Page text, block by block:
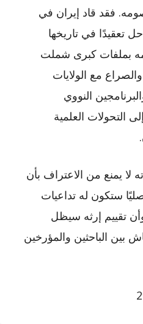
فقد قاد إيران في
تعقيدًا في تاريخها
بملفات كبرى شملت
مع الولايات
النووي
التحولات العلمية
لا يمنع من الاعتراف بأن
ستكون له تداعيات
تقييم إرثه سيظل
بين الباحثين والمؤرخين